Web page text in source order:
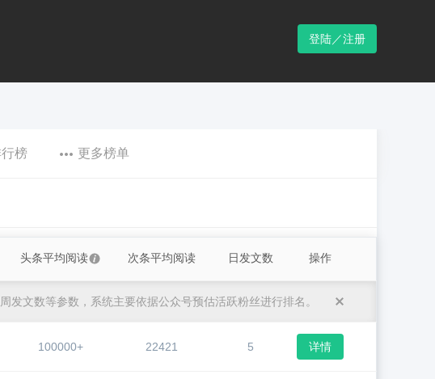
登陆／注册
榜 更多榜单
头条平均阅读 次条平均阅读 日发文数 操作
文数等参数，系统主要依据公众号预估活跃粉丝进行排名。
100000+ 22421 5 详情